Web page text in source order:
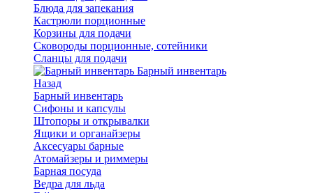
Блюда для запекания
Кастрюли порционные
Корзины для подачи
Сковороды порционные, сотейники
Сланцы для подачи
Барный инвентарь
Назад
Барный инвентарь
Сифоны и капсулы
Штопоры и открывалки
Ящики и органайзеры
Аксесуары барные
Атомайзеры и риммеры
Барная посуда
Ведра для льда